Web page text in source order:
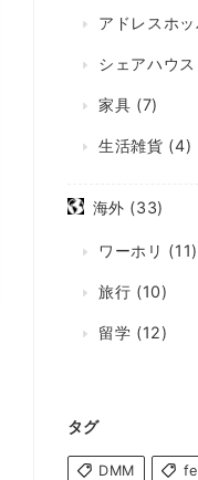
アドレスホ
シェアハウス
家具 (7)
生活雑貨 (4)
海外 (33)
ワーホリ (11)
旅行 (10)
留学 (12)
タグ
DMM